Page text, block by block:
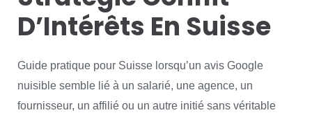
D’Intérêts En Suisse
Guide pratique pour Suisse lorsqu’un avis Google
nuisible semble lié à un salarié, une agence, un
fournisseur, un affilié ou un autre initié sans véritable